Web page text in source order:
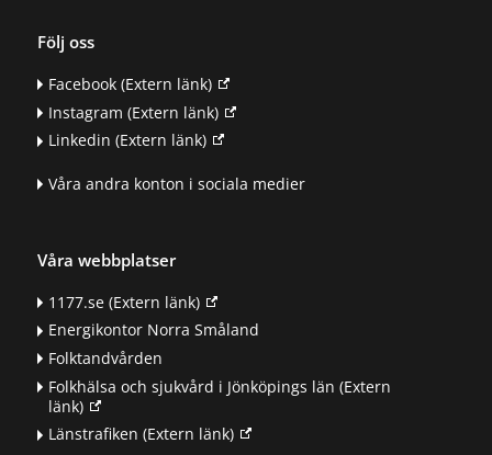
Följ oss
Facebook(Extern länk)
Instagram (Extern länk)
Linkedin (Extern länk)
Våra andra konton i sociala medier
Våra webbplatser
1177.se(Extern länk)
Energikontor Norra Småland
Folktandvården
Folkhälsa och sjukvård i Jönköpings län (Extern
länk)
Länstrafiken (Extern länk)